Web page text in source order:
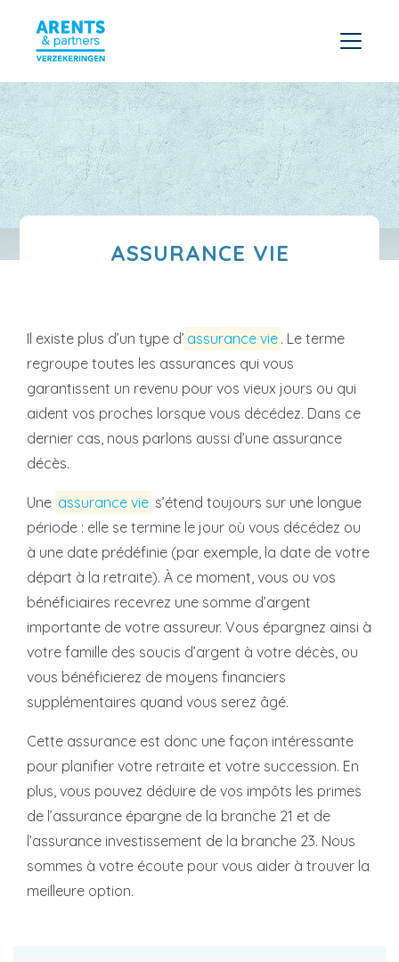
ASSURANCE VIE
Il existe plus d’un type d’ assurance vie . Le terme
regroupe toutes les assurances qui vous
garantissent un revenu pour vos vieux jours ou qui
aident vos proches lorsque vous décédez. Dans ce
dernier cas, nous parlons aussi d’une assurance
décès.
Une assurance vie s’étend toujours sur une longue
période : elle se termine le jour où vous décédez ou
à une date prédéfinie (par exemple, la date de votre
départ à la retraite). À ce moment, vous ou vos
bénéficiaires recevrez une somme d’argent
importante de votre assureur. Vous épargnez ainsi à
votre famille des soucis d’argent à votre décès, ou
vous bénéficierez de moyens financiers
supplémentaires quand vous serez âgé.
Cette assurance est donc une façon intéressante
pour planifier votre retraite et votre succession. En
plus, vous pouvez déduire de vos impôts les primes
de l’assurance épargne de la branche 21 et de
l’assurance investissement de la branche 23. Nous
sommes à votre écoute pour vous aider à trouver la
meilleure option.